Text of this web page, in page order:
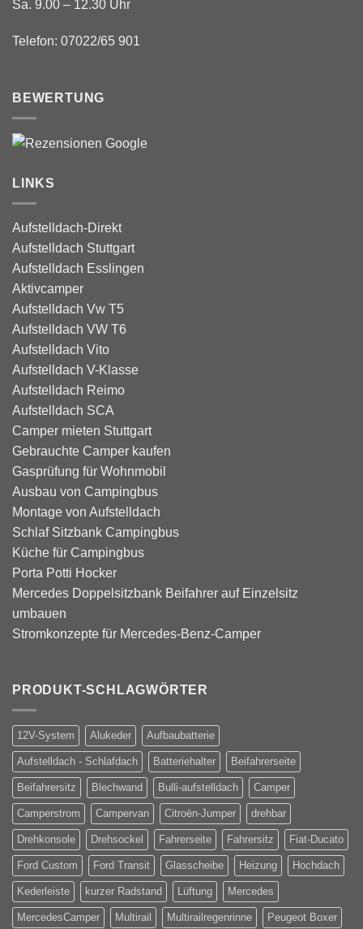
Sa. 9.00 – 12.30 Uhr
Telefon: 07022/65 901
BEWERTUNG
LINKS
Aufstelldach-Direkt
Aufstelldach Stuttgart
Aufstelldach Esslingen
Aktivcamper
Aufstelldach Vw T5
Aufstelldach VW T6
Aufstelldach Vito
Aufstelldach V-Klasse
Aufstelldach Reimo
Aufstelldach SCA
Camper mieten Stuttgart
Gebrauchte Camper kaufen
Gasprüfung für Wohnmobil
Ausbau von Campingbus
Montage von Aufstelldach
Schlaf Sitzbank Campingbus
Küche für Campingbus
Porta Potti Hocker
Mercedes Doppelsitzbank Beifahrer auf Einzelsitz
umbauen
Stromkonzepte für Mercedes-Benz-Camper
PRODUKT-SCHLAGWÖRTER
12V-System Alukeder Aufbaubatterie
Aufstelldach - Schlafdach Batteriehalter Beifahrerseite
Beifahrersitz Blechwand Bulli-aufstelldach Camper
Camperstrom Campervan Citroën-Jumper drehbar
Drehkonsole Drehsockel Fahrerseite Fahrersitz Fiat-Ducato
Ford Custom Ford Transit Glasscheibe Heizung Hochdach
Kederleiste kurzer Radstand Lüftung Mercedes
MercedesCamper Multirail Multirailregenrinne Peugeot Boxer